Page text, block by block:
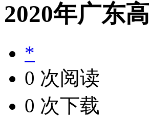
2020年广东
*
0 次阅读
0 次下载